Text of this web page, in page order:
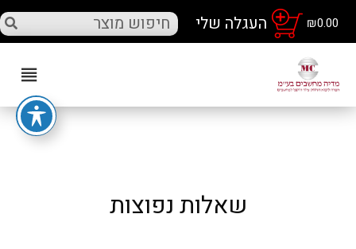
₪0.00
שאלות נפוצות